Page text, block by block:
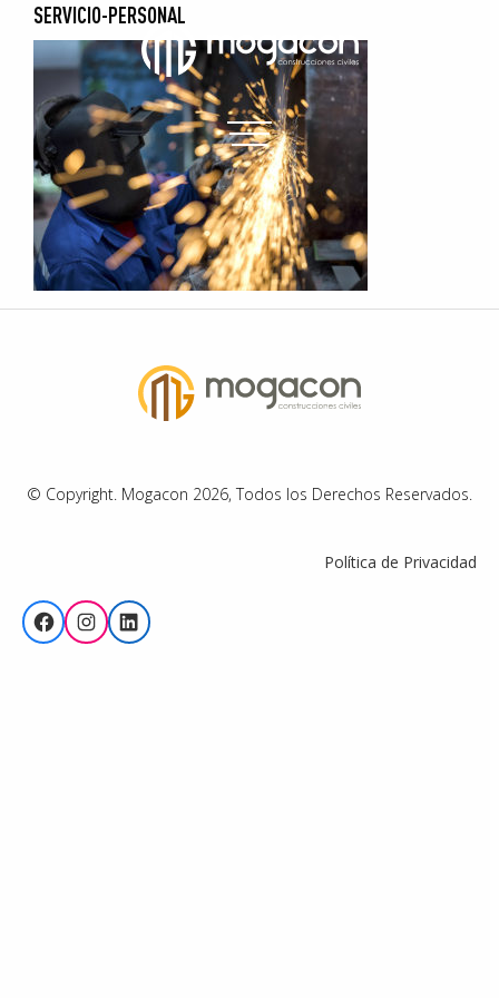
SERVICIO-PERSONAL
© Copyright. Mogacon 2026, Todos los Derechos Reservados.
Política de Privacidad
Facebook
Instagram
LinkedIn